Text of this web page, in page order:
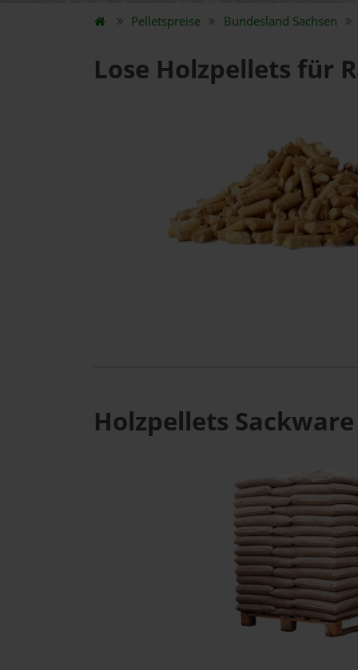
Pelletspreise Bundesland Sachsen
Lose Holzpellets für
Holzpellets